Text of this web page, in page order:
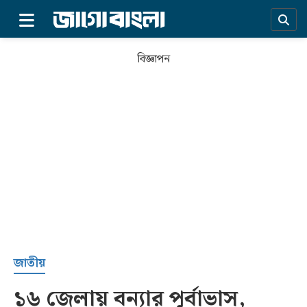
সর্বশেষ
বিজ্ঞাপন
জাতীয়
১৬ জেলায় বন্যার পূর্বাভাস,